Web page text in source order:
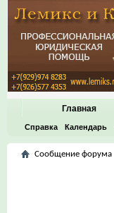
Главная
Справка Календарь
Сообщение форума